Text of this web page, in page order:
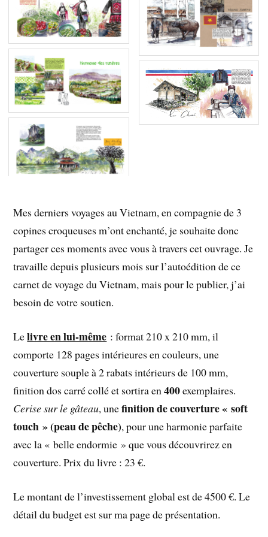
Mes derniers voyages au Vietnam, en compagnie de 3
copines croqueuses m’ont enchanté, je souhaite donc
partager ces moments avec vous à travers cet ouvrage. Je
travaille depuis plusieurs mois sur l’autoédition de ce
carnet de voyage du Vietnam, mais pour le publier, j’ai
besoin de votre soutien.
Lelivre en lui-même : format 210 x 210 mm, il
comporte 128 pages intérieures en couleurs, une
couverture souple à 2 rabats intérieurs de 100 mm,
finition dos carré collé et sortira en400exemplaires.
Cerise sur le gâteau, unefinition de couverture « soft
touch » (peau de pêche), pour une harmonie parfaite
avec la « belle endormie » que vous découvrirez en
couverture. Prix du livre : 23 €.
Le montant de l’investissement global est de 4500 €. Le
détail du budget est sur ma page de présentation.